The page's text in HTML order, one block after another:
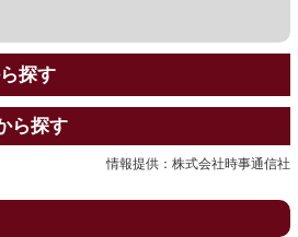
探す
ら探す
情報提供：株式会社時事通信社